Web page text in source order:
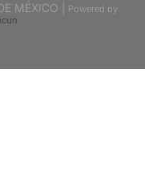
MÉXICO |
Powered by